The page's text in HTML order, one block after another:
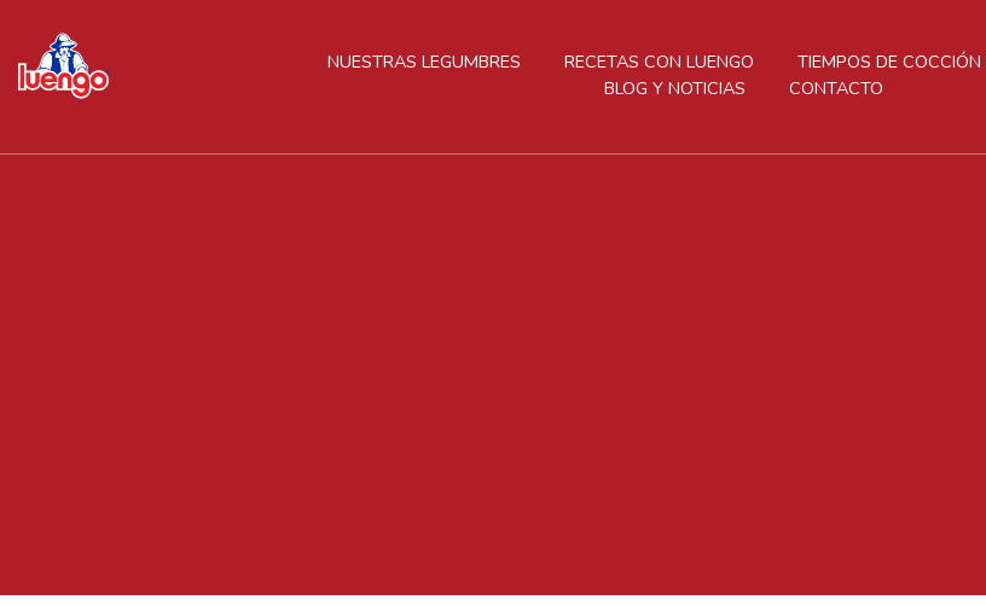
content
NUESTRAS LEGUMBRES RECETAS CON LUENGO TIEMPOS DE COCCIÓN
BLOG Y NOTICIAS
CONTACTO